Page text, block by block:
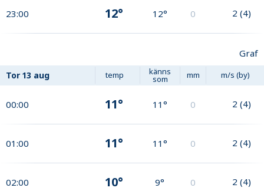
23:00 12° 12° 0 2 (4)
Graf
Tor 13 aug temp känns
som mm m/s (by)
00:00 11° 11° 0 2 (4)
01:00 11° 11° 0 2 (4)
02:00 10° 9° 0 2 (4)